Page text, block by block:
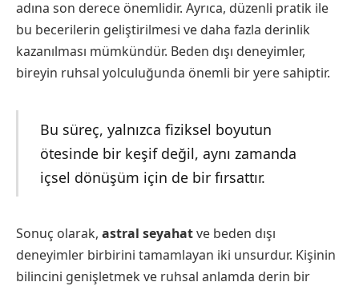
adına son derece önemlidir. Ayrıca, düzenli pratik ile
bu becerilerin geliştirilmesi ve daha fazla derinlik
kazanılması mümkündür. Beden dışı deneyimler,
bireyin ruhsal yolculuğunda önemli bir yere sahiptir.
Bu süreç, yalnızca fiziksel boyutun
ötesinde bir keşif değil, aynı zamanda
içsel dönüşüm için de bir fırsattır.
Sonuç olarak, astral seyahatve beden dışı
deneyimler birbirini tamamlayan iki unsurdur. Kişinin
bilincini genişletmek ve ruhsal anlamda derin bir